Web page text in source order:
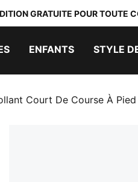
GRATUITE POUR TOUTE
ENFANTS STYLE
Court De Course À